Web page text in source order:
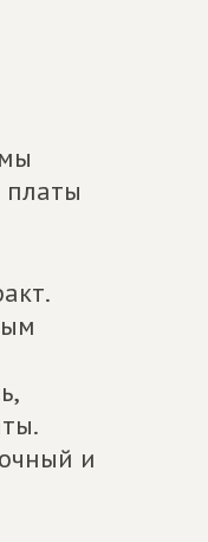
платы
и